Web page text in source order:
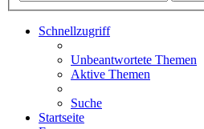
Schnellzugriff
Unbeantwortete Themen
Aktive Themen
Suche
Startseite